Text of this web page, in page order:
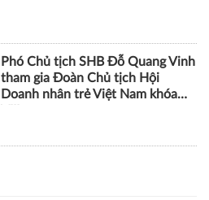
Phó Chủ tịch SHB Đỗ Quang Vinh
tham gia Đoàn Chủ tịch Hội
Doanh nhân trẻ Việt Nam khóa